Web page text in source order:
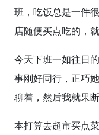
班，吃饭总是一件
店随便买点吃的，
今天下班一如往日
事刚好同行，正巧
聊着，然后我就果
本打算去超市买点